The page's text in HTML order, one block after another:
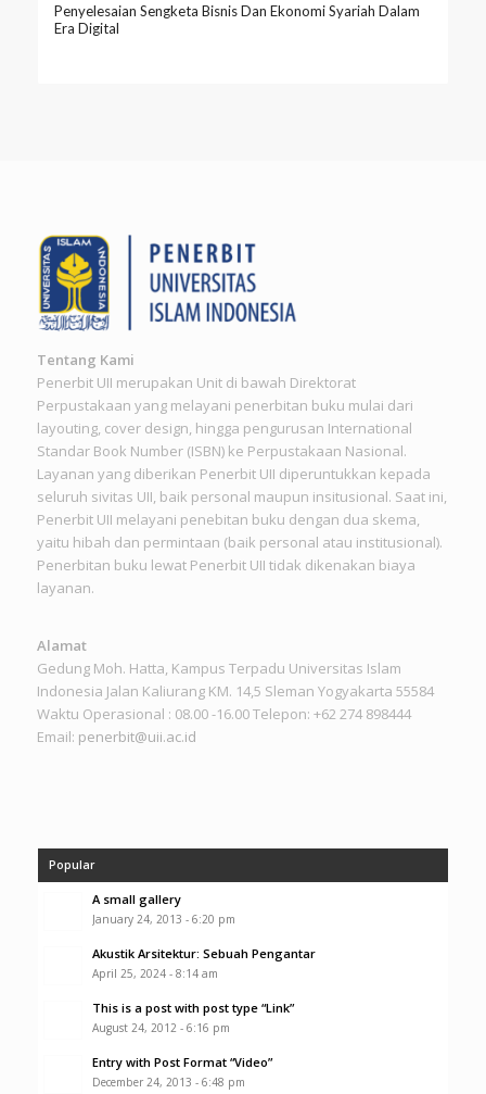
Penyelesaian Sengketa Bisnis Dan Ekonomi Syariah Dalam
Era Digital
Tentang Kami
Penerbit UII merupakan Unit di bawah Direktorat
Perpustakaan yang melayani penerbitan buku mulai dari
layouting, cover design, hingga pengurusan International
Standar Book Number (ISBN) ke Perpustakaan Nasional.
Layanan yang diberikan Penerbit UII diperuntukkan kepada
seluruh sivitas UII, baik personal maupun insitusional. Saat ini,
Penerbit UII melayani penebitan buku dengan dua skema,
yaitu hibah dan permintaan (baik personal atau institusional).
Penerbitan buku lewat Penerbit UII tidak dikenakan biaya
layanan.
Alamat
Gedung Moh. Hatta, Kampus Terpadu Universitas Islam
Indonesia Jalan Kaliurang KM. 14,5 Sleman Yogyakarta 55584
Waktu Operasional : 08.00 -16.00 Telepon: +62 274 898444
Email: penerbit@uii.ac.id
Popular
A small gallery
January 24, 2013 - 6:20 pm
Akustik Arsitektur: Sebuah Pengantar
April 25, 2024 - 8:14 am
This is a post with post type “Link”
August 24, 2012 - 6:16 pm
Entry with Post Format “Video”
December 24, 2013 - 6:48 pm